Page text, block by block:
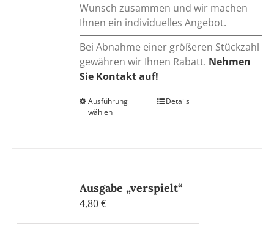
Wunsch zusammen und wir machen
Ihnen ein individuelles Angebot.
Bei Abnahme einer größeren Stückzahl
gewähren wir Ihnen Rabatt. Nehmen
Sie Kontakt auf!
Ausführung
wählen
Dieses
Die
können
Details
Ausgabe „verspielt“
4,80€